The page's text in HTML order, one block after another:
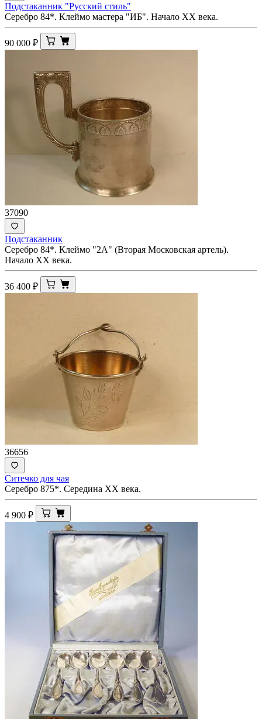
Подстаканник "Русский стиль"
Серебро 84*. Клеймо мастера "ИБ". Начало ХХ века.
90 000 ₽
37090
Подстаканник
Серебро 84*. Клеймо "2А" (Вторая Московская артель).
Начало ХХ века.
36 400 ₽
36656
Ситечко для чая
Серебро 875*. Середина ХХ века.
4 900 ₽